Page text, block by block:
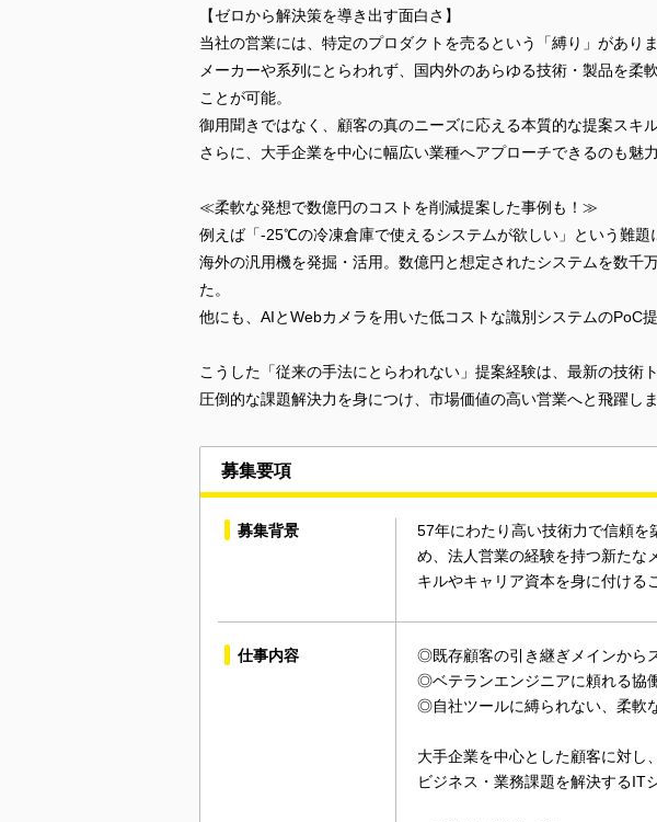
【ゼロから解決策を導き出す面白さ】
当社の営業には、特定のプロダクトを売るという「縛り」がありま
メーカーや系列にとらわれず、国内外のあらゆる技術・製品を柔
ことが可能。
御用聞きではなく、顧客の真のニーズに応える本質的な提案スキ
さらに、大手企業を中心に幅広い業種へアプローチできるのも魅力
≪柔軟な発想で数億円のコストを削減提案した事例も！≫
例えば「-25℃の冷凍倉庫で使えるシステムが欲しい」という難題
海外の汎用機を発掘・活用。数億円と想定されたシステムを数千
た。
他にも、AIとWebカメラを用いた低コストな識別システムのPoC
こうした「従来の手法にとらわれない」提案経験は、最新の技術
圧倒的な課題解決力を身につけ、市場価値の高い営業へと飛躍し
募集要項
募集背景
57年にわたり高い技術力で信頼を
め、法人営業の経験を持つ新たな
キルやキャリア資本を身に付ける
仕事内容
◎既存顧客の引き継ぎメインから
◎ベテランエンジニアに頼れる協
◎自社ツールに縛られない、柔軟
大手企業を中心とした顧客に対し、
ビジネス・業務課題を解決するIT